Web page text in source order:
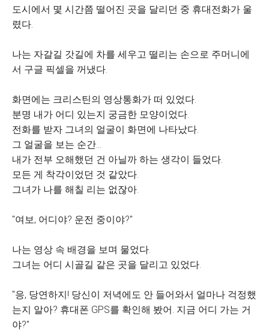
도시에서 몇 시간쯤 떨어진 곳을 달리던 중 휴대전화가 울
렸다.
나는 자갈길 갓길에 차를 세우고 떨리는 손으로 주머니에
서 구글 픽셀을 꺼냈다.
화면에는 크리스틴의 영상통화가 떠 있었다.
분명 내가 어디 있는지 궁금한 모양이었다.
전화를 받자 그녀의 얼굴이 화면에 나타났다.
그 얼굴을 보는 순간…
내가 전부 오해했던 건 아닐까 하는 생각이 들었다.
모든 게 착각이었던 것 같았다.
그녀가 나를 해칠 리는 없잖아.
"여보, 어디야? 운전 중이야?"
나는 영상 속 배경을 보며 물었다.
그녀는 어디 시골길 같은 곳을 달리고 있었다.
"응, 당연하지! 당신이 저녁에도 안 들어와서 얼마나 걱정했
는지 알아? 휴대폰 GPS를 확인해 봤어. 지금 어디 가는 거
야?"